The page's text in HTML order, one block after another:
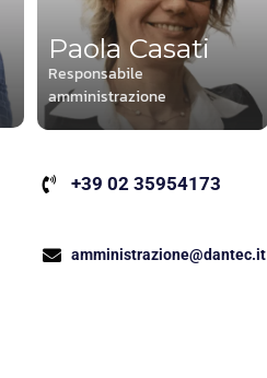
Paola Casati
Responsabile
amministrazione
+39 02 35954173
amministrazione@dantec.it